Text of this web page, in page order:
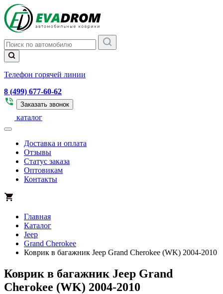
Телефон горячей линии
8 (499) 677-60-62
Заказать звонок
каталог
Доставка и оплата
Отзывы
Статус заказа
Оптовикам
Контакты
Главная
Каталог
Jeep
Grand Cherokee
Коврик в багажник Jeep Grand Cherokee (WK) 2004-2010
Коврик в багажник Jeep Grand
Cherokee (WK) 2004-2010